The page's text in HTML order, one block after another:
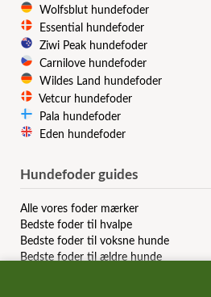
Wolfsblut hundefoder
Essential hundefoder
Ziwi Peak hundefoder
Carnilove hundefoder
Wildes Land hundefoder
Vetcur hundefoder
Pala hundefoder
Eden hundefoder
Hundefoder guides
Alle vores foder mærker
Bedste foder til hvalpe
Bedste foder til voksne hunde
Bedste foder til ældre hunde